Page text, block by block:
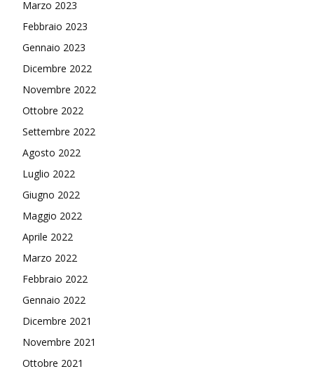
Marzo 2023
Febbraio 2023
Gennaio 2023
Dicembre 2022
Novembre 2022
Ottobre 2022
Settembre 2022
Agosto 2022
Luglio 2022
Giugno 2022
Maggio 2022
Aprile 2022
Marzo 2022
Febbraio 2022
Gennaio 2022
Dicembre 2021
Novembre 2021
Ottobre 2021